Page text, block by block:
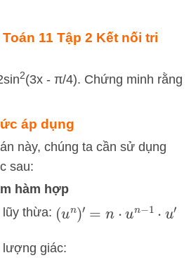
11 Tập 2 Kết nối tri
2(3x - π/4). Chứng minh rằng
áp dụng
này, chúng ta cần sử dụng
sau:
hàm hợp
thừa: (un)′ =n ⋅u n −1⋅u
giác: